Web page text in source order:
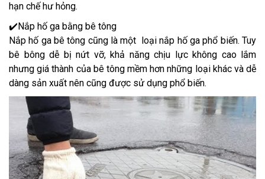
hạn chế hư hỏng.
✔️Nắp hố ga bằng bê tông
Nắp hố ga bê tông cũng là một loại nắp hố ga phổ biến. Tuy
bê bông dễ bị nứt vỡ, khả năng chịu lực không cao lắm
nhưng giá thành của bê tông mềm hơn những loại khác và dễ
dàng sản xuất nên cũng được sử dụng phổ biến.